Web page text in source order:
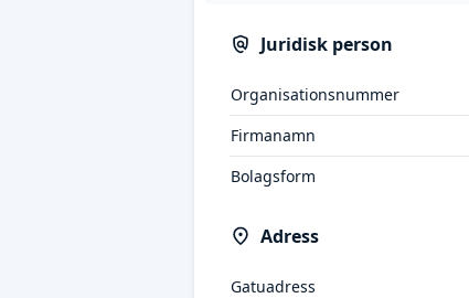
Juridisk person
Organisationsnummer
Firmanamn
Bolagsform
Adress
Gatuadress